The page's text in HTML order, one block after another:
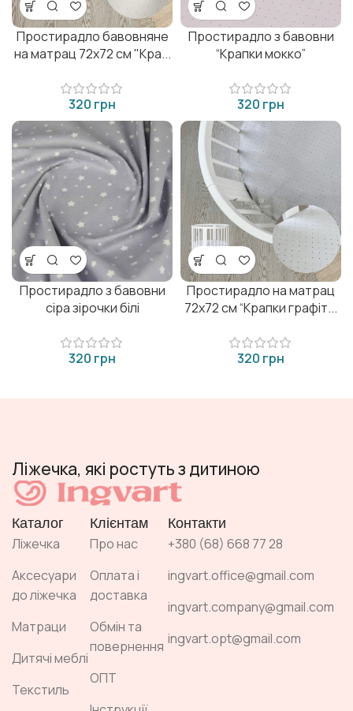
Простирадло бавовняне
на матрац 72х72 см "Кра...
грн
Простирадло з бавовни
“Крапки мокко”
грн
Простирадло з бавовни
сіра зірочки білі
грн
Простирадло на матрац
72х72 см “Крапки графіт...
грн
Ліжечка, які ростуть з дитиною
Каталог
Ліжечка
Аксесуари
до ліжечка
Матраци
Дитячі меблі
Текстиль
Клієнтам
Про нас
Оплата і
доставка
Обмін та
повернення
ОПТ
Контакти
+380 (68) 668 77 28
ingvart.office@gmail.com
ingvart.company@gmail.com
ingvart.opt@gmail.com